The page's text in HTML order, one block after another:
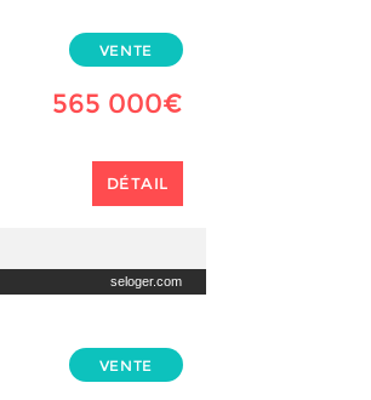
VENTE
565 000€
DÉTAIL
seloger.com
VENTE